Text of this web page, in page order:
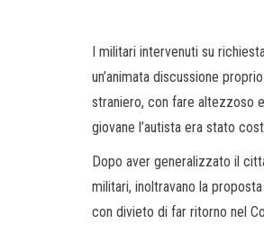
I militari intervenuti su
un’animata discussione
straniero, con fare altezzoso
giovane l’autista era stato
Dopo aver generalizzato il
militari, inoltravano la
con divieto di far ritorno nel